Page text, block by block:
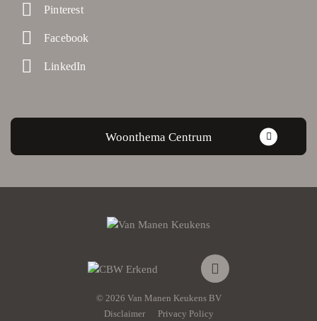
Pinterest
Facebook
LinkedIn
Woonthema Centrum
© 2026 Van Manen Keukens BV
Disclaimer
Privacy Policy